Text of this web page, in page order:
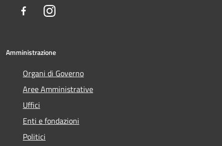
FacebookInstagram
Amministrazione
Organi di Governo
Aree Amministrative
Uffici
Enti e fondazioni
Politici